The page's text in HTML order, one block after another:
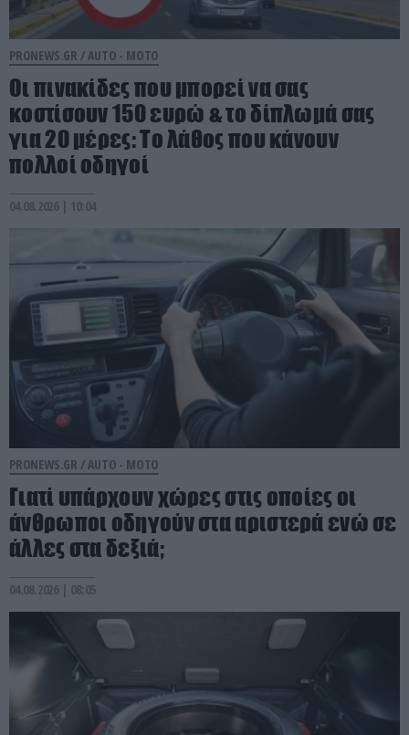
PRONEWS.GR / AUTO - MOTO
Οι πινακίδες που μπορεί να σας
κοστίσουν 150 ευρώ & το δίπλωμά σας
για 20 μέρες: Το λάθος που κάνουν
πολλοί οδηγοί
04.08.2026 | 10:04
PRONEWS.GR /AUTO - MOTO
Γιατί υπάρχουν χώρες στις οποίες οι
άνθρωποι οδηγούν στα αριστερά ενώ σε
άλλες στα δεξιά;
04.08.2026 | 08:05